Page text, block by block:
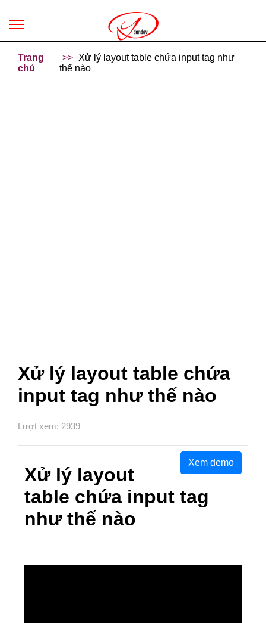
Trang
chủ
Xử lý layout table chứa input tag như
thế nào
Xử lý layout table chứa
input tag như thế nào
Lượt xem: 2939
Xem demo
Xử lý layout
table chứa input tag
như thế nào